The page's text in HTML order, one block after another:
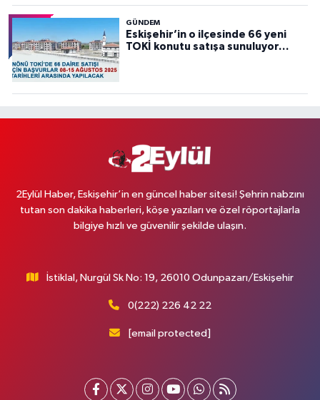
GÜNDEM
Eskişehir’in o ilçesinde 66 yeni
TOKİ konutu satışa sunuluyor…
2Eylül Haber, Eskişehir’in en güncel haber sitesi! Şehrin nabzını
tutan son dakika haberleri, köşe yazıları ve özel röportajlarla
bilgiye hızlı ve güvenilir şekilde ulaşın.
İstiklal, Nurgül Sk No: 19, 26010 Odunpazarı/Eskişehir
0(222) 226 42 22
[email protected]